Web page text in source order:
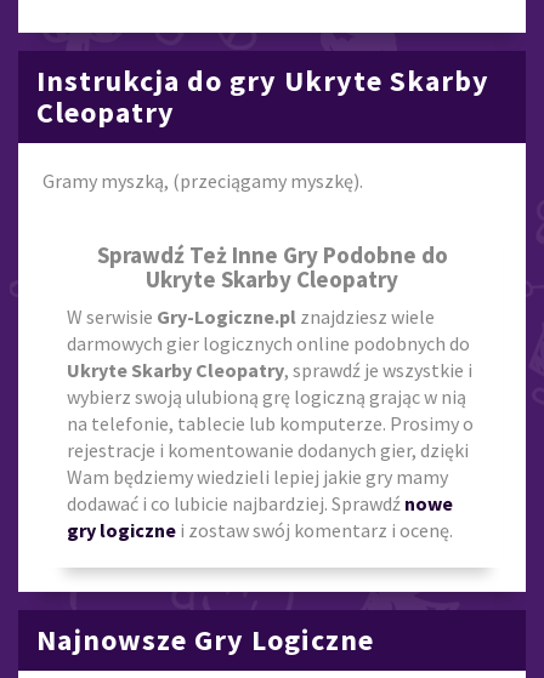
Instrukcja do gry Ukryte Skarby
Cleopatry
Gramy myszką, (przeciągamy myszkę).
Sprawdź Też Inne Gry Podobne do
Ukryte Skarby Cleopatry
W serwisie Gry-Logiczne.pl znajdziesz wiele
darmowych gier logicznych online podobnych do
Ukryte Skarby Cleopatry, sprawdź je wszystkie i
wybierz swoją ulubioną grę logiczną grając w nią
na telefonie, tablecie lub komputerze. Prosimy o
rejestracje i komentowanie dodanych gier, dzięki
Wam będziemy wiedzieli lepiej jakie gry mamy
dodawać i co lubicie najbardziej. Sprawdź nowe
gry logiczne i zostaw swój komentarz i ocenę.
Najnowsze Gry Logiczne